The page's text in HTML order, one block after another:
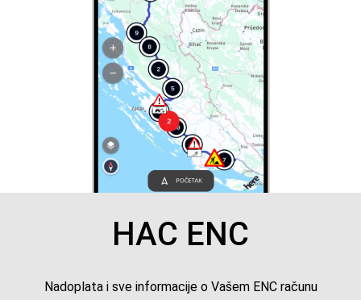
HAC ENC
Nadoplata i sve informacije o Vašem ENC računu